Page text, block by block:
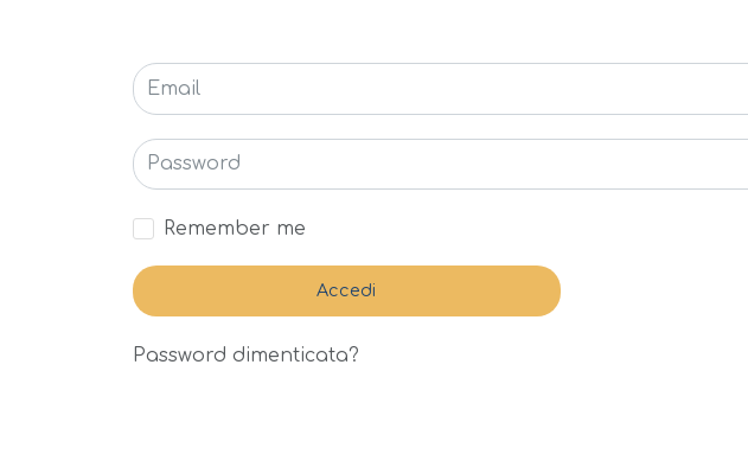
Remember me
Accedi
Password dimenticata?